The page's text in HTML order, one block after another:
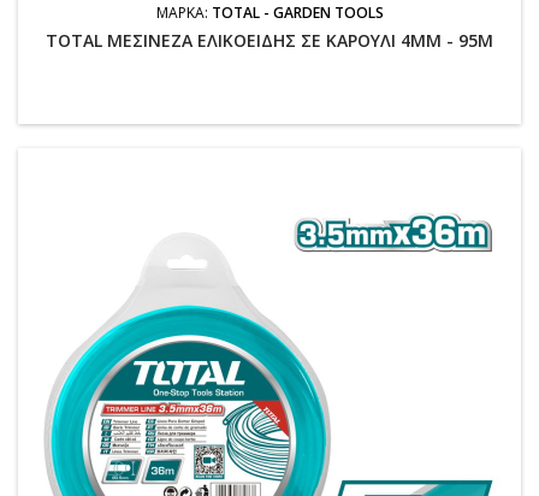
ΜΆΡΚΑ: TOTAL - GARDEN TOOLS
TOTAL ΜΕΣΙΝΕΖΑ ΕΛΙΚΟΕΙΔΗΣ ΣΕ ΚΑΡΟΥΛΙ 4MM - 95M